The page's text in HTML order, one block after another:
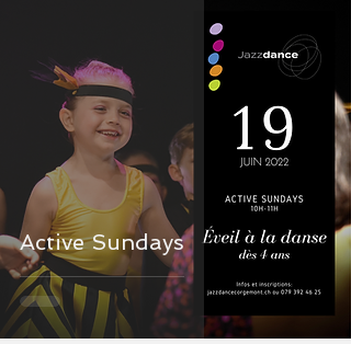
Active Sundays